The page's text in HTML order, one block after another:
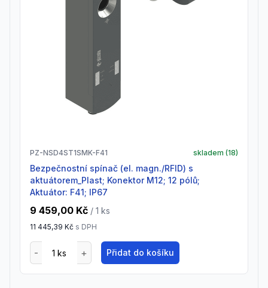
PZ-NSD4ST1SMK-F41 skladem (18)
Bezpečnostní spínač (el. magn./RFID) s
aktuátorem_Plast; Konektor M12; 12 pólů;
Aktuátor: F41; IP67
9 459,00 Kč / 1 ks
11 445,39 Kč s DPH
Přidat do košíku